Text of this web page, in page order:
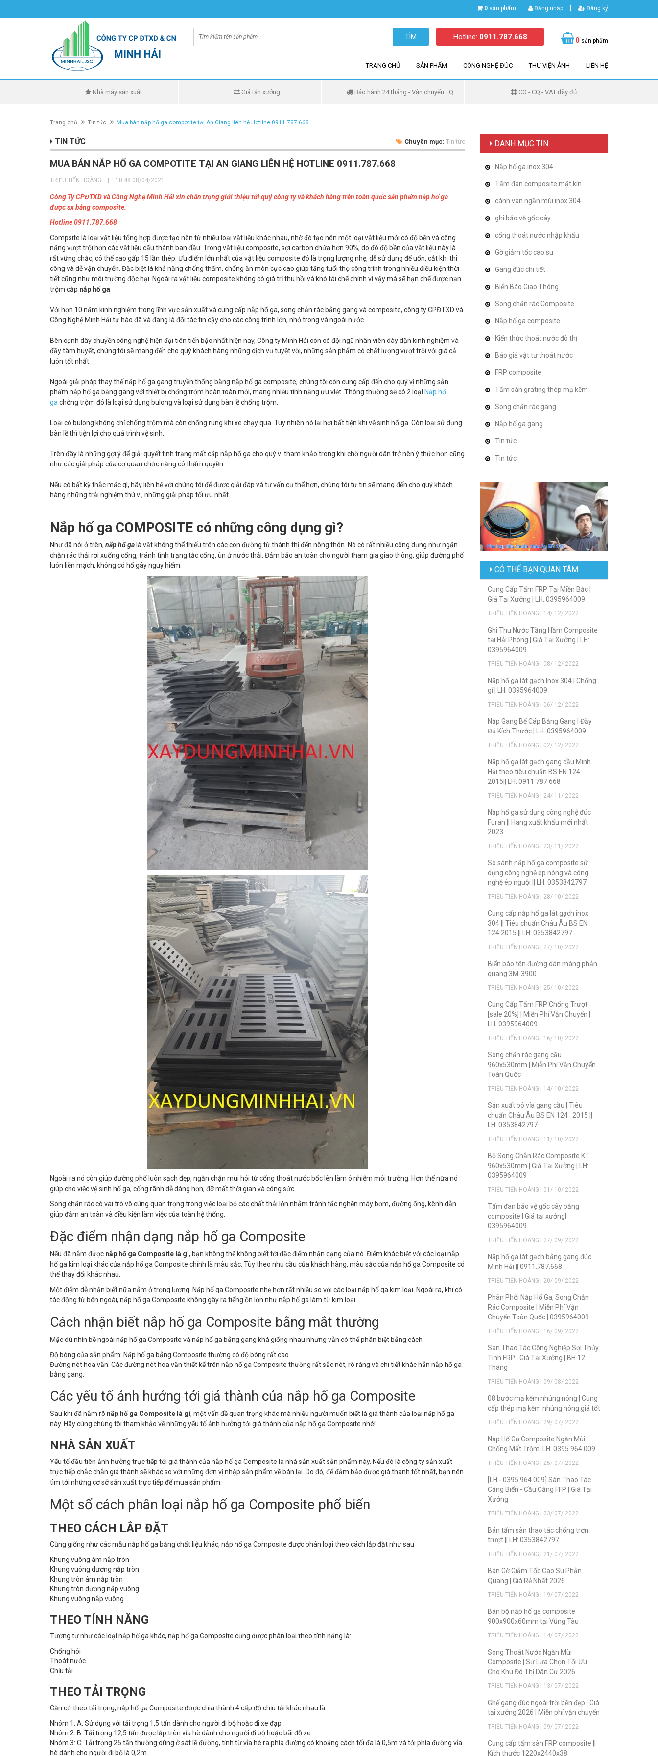
0 sản phẩm Đăng nhập Đăng ký
TÌM Hotline: 0911.787.668 0 sản phẩm
TRANG CHỦ SẢN PHẨM CÔNG NGHỆ ĐÚC THƯ VIỆN ẢNH LIÊN HỆ
Nhà máy sản xuất Giá tận xưởng Bảo hành 24 tháng - Vận chuyển TQ CO - CQ - VAT đầy đủ
Trang chủ Tin tức Mua bán nắp hố ga compotite tại An Giang liên hệ Hotline 0911.787.668
TIN TỨC Chuyên mục: Tin tức
MUA BÁN NẮP HỐ GA COMPOTITE TẠI AN GIANG LIÊN HỆ HOTLINE 0911.787.668
TRIỆU TIẾN HOÀNG 10:48 08/04/2021
Công Ty CPĐTXD và Công Nghệ Minh Hải xin chân trọng giới thiệu tới quý công ty và khách hàng trên toàn quốc sản phẩm nắp hố ga
được sx bằng composite.
Hotline 0911.787.668
Compsite là loại vật liệu tổng hợp được tạo nên từ nhiều loại vật liệu khác nhau, nhờ đó tạo nên một loại vật liệu mới có độ bền và công
năng vượt trội hơn các vật liệu cấu thành ban đầu. Trong vật liệu composite, sợi carbon chứa hơn 90%, do đó độ bền của vật liệu này là
rất vững chắc, có thể cao gấp 15 lần thép. Ưu điểm lớn nhất của vật liệu composite đó là trọng lượng nhẹ, dễ sử dụng để uốn, cắt khi thi
công và dễ vận chuyển. Đặc biệt là khả năng chống thấm, chống ăn mòn cực cao giúp tăng tuổi thọ công trình trong nhiều điều kiện thời
tiết cũng như môi trường độc hại. Ngoài ra vật liệu composite không có giá trị thu hồi và khó tái chế chính vì vậy mà sẽ hạn chế được nạn
trộm cắp nắp hố ga
Với hơn 10 năm kinh nghiệm trong lĩnh vực sản xuất và cung cấp nắp hố ga, song chắn rác bằng gang và composite, công ty CPĐTXD và
Công Nghệ Minh Hải tự hào đã và đang là đối tác tin cậy cho các công trình lớn, nhỏ trong và ngoài nước.
Bên cạnh dây chuyền công nghệ hiện đại tiên tiến bậc nhất hiện nay, Công ty Minh Hải còn có đội ngũ nhân viên dày dặn kinh nghiệm và
đầy tâm huyết, chúng tôi sẽ mang đến cho quý khách hàng những dịch vụ tuyệt vời, những sản phẩm có chất lượng vượt trội với giá cả
luôn tốt nhất.
Ngoài giải pháp thay thế nắp hố ga gang truyền thống bằng nắp hố ga composite, chúng tôi còn cung cấp đến cho quý vị những sản
phẩm nắp hố ga bằng gang với thiết bị chống trộm hoàn toàn mới, mang nhiều tính năng ưu việt. Thông thường sẽ có 2 loại Nắp hố
ga chống trộm đó là loại sử dụng bulong và loại sử dụng bàn lề chống trộm.
Loại có bulong không chỉ chống trộm mà còn chống rung khi xe chạy qua. Tuy nhiên nó lại hơi bất tiện khi vệ sinh hố ga. Còn loại sử dụng
bàn lề thì tiện lợi cho quá trình vệ sinh.
Trên đây là những gợi ý để giải quyết tình trạng mất cắp nắp hố ga cho quý vị tham khảo trong khi chờ người dân trở nên ý thức hơn cũng
như các giải pháp của cơ quan chức năng có thẩm quyền.
Nếu có bất kỳ thắc mắc gì, hãy liên hệ với chúng tôi để được giải đáp và tư vấn cụ thể hơn, chúng tôi tự tin sẽ mang đến cho quý khách
hàng những trải nghiệm thú vị, những giải pháp tối ưu nhất.
Nắp hố ga COMPOSITE có những công dụng gì?
Như đã nói ở trên, nắp hố ga là vật không thể thiếu trên các con đường từ thành thị đến nông thôn. Nó có rất nhiều công dụng như ngăn
chặn rác thải rơi xuống cống, tránh tình trạng tắc cống, ùn ứ nước thải. Đảm bảo an toàn cho người tham gia giao thông, giúp đường phố
luôn liền mạch, không có hố gây nguy hiểm.
Ngoài ra nó còn giúp đường phố luôn sạch đẹp, ngăn chặn mùi hôi từ cống thoát nước bốc lên làm ô nhiễm môi trường. Hơn thế nữa nó
giúp cho việc vệ sinh hố ga, cống rãnh dễ dàng hơn, đỡ mất thời gian và công sức.
Song chắn rác có vai trò vô cùng quan trọng trong việc loại bỏ các chất thải lớn nhằm tránh tắc nghẽn máy bơm, đường ống, kênh dẫn
giúp đảm an toàn và điều kiện làm việc của toàn hệ thống.
Đặc điểm nhận dạng nắp hố ga Composite
Nếu đã nắm được nắp hố ga Composite là gì, bạn không thể không biết tới đặc điểm nhận dạng của nó. Điểm khác biệt với các loại nắp
hố ga kim loại khác của nắp hố ga Composite chính là màu sắc. Tùy theo nhu cầu của khách hàng, màu sắc của nắp hố ga Composite có
thể thay đổi khác nhau.
Một điểm dễ nhận biết nữa nằm ở trọng lượng. Nắp hố ga Composite nhẹ hơn rất nhiều so với các loại nắp hố ga kim loại. Ngoài ra, khi có
tác động từ bên ngoài, nắp hố ga Composite không gây ra tiếng ồn lớn như nắp hố ga làm từ kim loại.
Cách nhận biết nắp hố ga Composite bằng mắt thường
Mặc dù nhìn bề ngoài nắp hố ga Composite và nắp hố ga bằng gang khá giống nhau nhưng vẫn có thể phân biệt bằng cách:
Độ bóng của sản phẩm: Nắp hố ga bằng Composite thường có độ bóng rất cao.
Đường nét hoa văn: Các đường nét hoa văn thiết kế trên nắp hố ga Composite thường rất sắc nét, rõ ràng và chi tiết khác hẳn nắp hố ga
bằng gang.
Các yếu tố ảnh hưởng tới giá thành của nắp hố ga Composite
Sau khi đã nắm rõ nắp hố ga Composite là gì, một vấn đề quan trọng khác mà nhiều người muốn biết là giá thành của loại nắp hố ga
này. Hãy cùng chúng tôi tham khảo về những yếu tố ảnh hưởng tới giá thành của nắp hố ga Composite nhé!
NHÀ SẢN XUẤT
Yếu tố đầu tiên ảnh hưởng trực tiếp tới giá thành của nắp hố ga Composite là nhà sản xuất sản phẩm này. Nếu đó là công ty sản xuất
trực tiếp chắc chắn giá thành sẽ khác so với những đơn vị nhập sản phẩm về bán lại. Do đó, để đảm bảo được giá thành tốt nhất, bạn nên
tìm tới những cơ sở sản xuất trực tiếp để mua sản phẩm.
Một số cách phân loại nắp hố ga Composite phổ biến
THEO CÁCH LẮP ĐẶT
Cũng giống như các mẫu nắp hố ga bằng chất liệu khác, nắp hố ga Composite được phân loại theo cách lắp đặt như sau:
Khung vuông âm nắp tròn
Khung vuông dương nắp tròn
Khung tròn âm nắp tròn
Khung tròn dương nắp vuông
Khung vuông nắp vuông
THEO TÍNH NĂNG
Tương tự như các loại nắp hố ga khác, nắp hố ga Composite cũng được phân loại theo tính năng là:
Chống hôi
Thoát nước
Chịu tải
THEO TẢI TRỌNG
Căn cứ theo tải trọng, nắp hố ga Composite được chia thành 4 cấp độ chịu tải khác nhau là:
Nhóm 1: A: Sử dụng với tải trọng 1,5 tấn dành cho người đi bộ hoặc đi xe đạp.
Nhóm 2: B: Tải trọng 12,5 tấn được lắp trên vỉa hè dành cho người đi bộ hoặc bãi đỗ xe.
Nhóm 3: C: Tải trọng 25 tấn thường dùng ở sát lề đường, tính từ vỉa hè ra phía đường có khoảng cách tối đa là 0,5m và tới phía đường vỉa
hè dành cho người đi bộ là 0,2m.
DANH MỤC TIN
Nắp hố ga inox 304
Tấm đan composite mặt kín
cánh van ngăn mùi inox 304
ghi bảo vệ gốc cây
cống thoát nước nhập khẩu
Gờ giảm tốc cao su
Gang đúc chi tiết
Biển Báo Giao Thông
Song chắn rác Composite
Nắp hố ga composite
Kiến thức thoát nước đô thị
Báo giá vật tư thoát nước
FRP composite
Tấm sàn grating thép mạ kẽm
Song chắn rác gang
Nắp hố ga gang
Tin tức
Tin tức
CÓ THỂ BẠN QUAN TÂM
Cung Cấp Tấm FRP Tại Miền Bắc |
Giá Tại Xưởng | LH: 0395964009
TRIỆU TIẾN HOÀNG | 14/ 12/ 2022
Ghi Thu Nước Tầng Hầm Composite
tại Hải Phòng | Giá Tại Xưởng | LH:
0395964009
TRIỆU TIẾN HOÀNG | 08/ 12/ 2022
Nắp hố ga lát gạch Inox 304 | Chống
gỉ | LH: 0395964009
TRIỆU TIẾN HOÀNG | 06/ 12/ 2022
Nắp Gang Bể Cáp Bằng Gang | Đầy
Đủ Kích Thước | LH: 0395964009
TRIỆU TIẾN HOÀNG | 02/ 12/ 2022
Nắp hố ga lát gạch gang cầu Minh
Hải theo tiêu chuẩn BS EN 124:
2015|| LH: 0911 787 668
TRIỆU TIẾN HOÀNG | 24/ 11/ 2022
Nắp hố ga sử dụng công nghệ đúc
Furan || Hàng xuất khẩu mới nhất
2023
TRIỆU TIẾN HOÀNG | 23/ 11/ 2022
So sánh nắp hố ga composite sử
dụng công nghệ ép nóng và công
nghệ ép nguội || LH: 0353842797
TRIỆU TIẾN HOÀNG | 28/ 10/ 2022
Cung cấp nắp hố ga lát gạch inox
304 || Tiêu chuẩn Châu Âu BS EN
124:2015 || LH: 0353842797
TRIỆU TIẾN HOÀNG | 27/ 10/ 2022
Biển báo tên đường dán màng phản
quang 3M-3900
TRIỆU TIẾN HOÀNG | 25/ 10/ 2022
Cung Cấp Tấm FRP Chống Trượt
[sale 20%] | Miễn Phí Vận Chuyển |
LH: 0395964009
TRIỆU TIẾN HOÀNG | 16/ 10/ 2022
Song chắn rác gang cầu
960x530mm | Miễn Phí Vận Chuyển
Toàn Quốc
TRIỆU TIẾN HOÀNG | 14/ 10/ 2022
Sản xuẩt bó vỉa gang cầu | Tiêu
chuẩn Châu Âu BS EN 124 : 2015 ||
LH: 0353842797
TRIỆU TIẾN HOÀNG | 11/ 10/ 2022
Bộ Song Chắn Rác Composite KT
960x530mm | Giá Tại Xưởng | LH:
0395964009
TRIỆU TIẾN HOÀNG | 01/ 10/ 2022
Tấm đan bảo vệ gốc cây bằng
composite | Giá tại xưởng|
0395964009
TRIỆU TIẾN HOÀNG | 27/ 09/ 2022
Nắp hố ga lát gạch bằng gang đúc
Minh Hải || 0911.787.668
TRIỆU TIẾN HOÀNG | 20/ 09/ 2022
Phân Phối Nắp Hố Ga, Song Chắn
Rác Composite | Miễn Phí Vận
Chuyển Toàn Quốc | 0395964009
TRIỆU TIẾN HOÀNG | 16/ 09/ 2022
Sàn Thao Tác Công Nghiệp Sợi Thủy
Tinh FRP | Giá Tại Xưởng | BH 12
Tháng
TRIỆU TIẾN HOÀNG | 09/ 08/ 2022
08 bước mạ kẽm nhúng nóng | Cung
cấp thép mạ kẽm nhúng nóng giá tốt
TRIỆU TIẾN HOÀNG | 29/ 07/ 2022
Nắp Hố Ga Composite Ngăn Mùi |
Chống Mất Trộm| LH: 0395 964 009
TRIỆU TIẾN HOÀNG | 25/ 07/ 2022
[LH - 0395.964.009] Sàn Thao Tác
Cảng Biển - Cầu Cảng FFP | Giá Tại
Xưởng
TRIỆU TIẾN HOÀNG | 23/ 07/ 2022
Bán tấm sàn thao tác chống trơn
trượt || LH: 0353842797
TRIỆU TIẾN HOÀNG | 21/ 07/ 2022
Bán Gờ Giảm Tốc Cao Su Phản
Quang | Giá Rẻ Nhất 2026
TRIỆU TIẾN HOÀNG | 19/ 07/ 2022
Bán bộ nắp hố ga composite
900x900x60mm tại Vũng Tàu
TRIỆU TIẾN HOÀNG | 14/ 07/ 2022
Song Thoát Nước Ngăn Mùi
Composite | Sự Lựa Chọn Tối Ưu
Cho Khu Đô Thị Dân Cư 2026
TRIỆU TIẾN HOÀNG | 13/ 07/ 2022
Ghế gang đúc ngoài trời bền đẹp | Giá
tại xưởng 2026 | Miễn phí vận chuyển
TRIỆU TIẾN HOÀNG | 09/ 07/ 2022
Cung cấp tấm sàn FRP composite ||
Kích thước 1220x2440x38